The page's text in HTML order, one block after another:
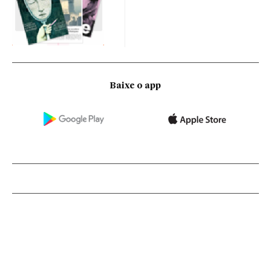
Baixe o app